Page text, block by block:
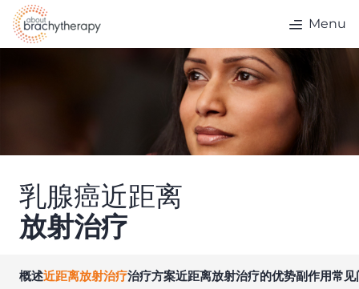
Skip to content
Menu
乳腺癌近距离
放射治疗
概述近距离放射治疗治疗方案近距离放射治疗的优势副作用常见